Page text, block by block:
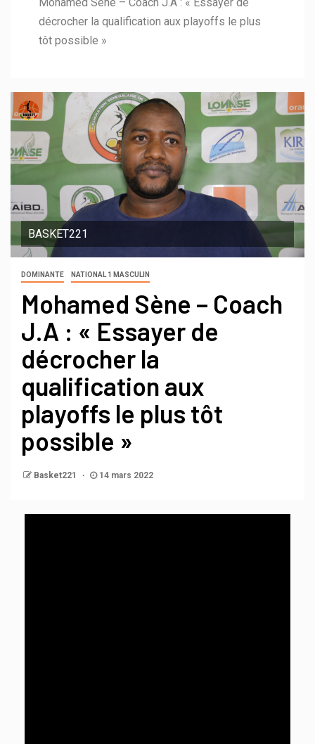
décrocher la qualification aux playoffs le plus
tôt possible »
BASKET221
DOMINANTE NATIONAL 1 MASCULIN
Mohamed Sène – Coach
J.A : « Essayer de
décrocher la
qualification aux
playoffs le plus tôt
possible »
Basket221 14 mars 2022